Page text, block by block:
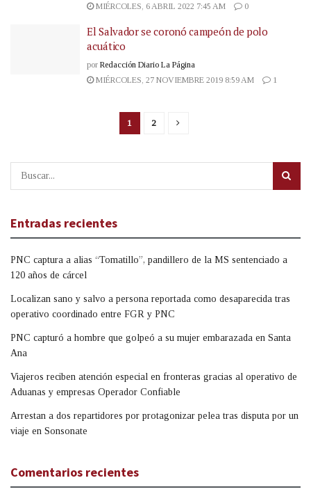
MIÉRCOLES, 6 ABRIL 2022 7:45 AM
0
El Salvador se coronó campeón de polo
acuático
por Redacción Diario La Página
MIÉRCOLES, 27 NOVIEMBRE 2019 8:59 AM
1
1 2
Entradas recientes
PNC captura a alias “Tomatillo”, pandillero de la MS sentenciado a
120 años de cárcel
Localizan sano y salvo a persona reportada como desaparecida tras
operativo coordinado entre FGR y PNC
PNC capturó a hombre que golpeó a su mujer embarazada en Santa
Ana
Viajeros reciben atención especial en fronteras gracias al operativo de
Aduanas y empresas Operador Confiable
Arrestan a dos repartidores por protagonizar pelea tras disputa por un
viaje en Sonsonate
Comentarios recientes